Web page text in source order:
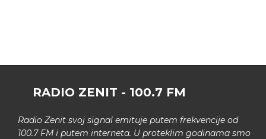
RADIO ZENIT - 100.7 FM
Radio Zenit svoj signal emituje putem frekvencije od
100.7 FM i putem interneta. U proteklim godinama smo